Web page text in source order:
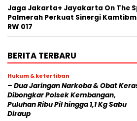
Jaga Jakarta+ Jayakarta On The
Palmerah Perkuat Sinergi
RW 017
BERITA TERBARU
Hukum & ketertiban
– Dua Jaringan Narkoba & Obat
Dibongkar Polsek Kembangan,
Puluhan Ribu Pil hingga 1,1 Kg Sabu
Diraup